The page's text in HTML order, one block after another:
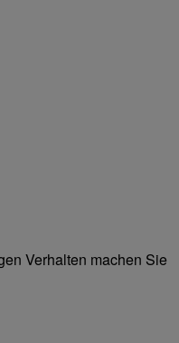
Verhalten machen Sie